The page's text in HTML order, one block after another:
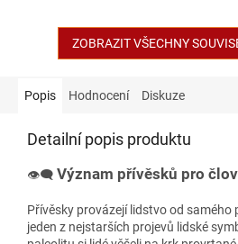
ZOBRAZIT VŠECHNY
Popis Hodnocení Diskuze
Detailní popis produktu
👁‍🗨 Význam přívěsků pro
Přívěsky provázejí lidstvo od
jeden z nejstarších projevů lidské